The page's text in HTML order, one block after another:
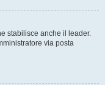
stabilisce anche il leader.
via posta